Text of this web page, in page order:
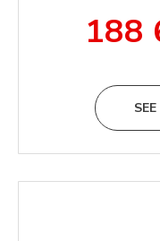
188